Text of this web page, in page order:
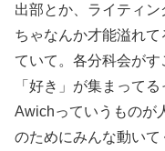
出部とか、ライティ
ちゃなんか才能溢れ
ていて。各分科会が
「好き」が集まって
Awichっていうもの
のためにみんな動い